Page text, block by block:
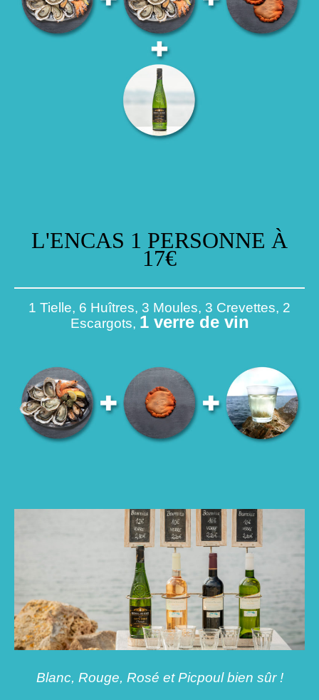
L'ENCAS 1 PERSONNE À
17€
1 Tielle, 6 Huîtres, 3 Moules, 3 Crevettes, 2
Escargots, 1 verre de vin
Blanc, Rouge, Rosé et Picpoul bien sûr !